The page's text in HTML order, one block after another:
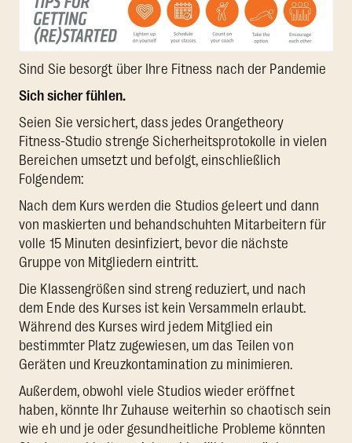
Sind Sie besorgt über Ihre Fitness nach der Pandemie
Sich sicher fühlen.
Seien Sie versichert, dass jedes Orangetheory
Fitness-Studio strenge Sicherheitsprotokolle in vielen
Bereichen umsetzt und befolgt, einschließlich
Folgendem:
Nach dem Kurs werden die Studios geleert und dann
von maskierten und behandschuhten Mitarbeitern für
volle 15 Minuten desinfiziert, bevor die nächste
Gruppe von Mitgliedern eintritt.
Die Klassengrößen sind streng reduziert, und nach
dem Ende des Kurses ist kein Versammeln erlaubt.
Während des Kurses wird jedem Mitglied ein
bestimmter Platz zugewiesen, um das Teilen von
Geräten und Kreuzkontamination zu minimieren.
Außerdem, obwohl viele Studios wieder eröffnet
haben, könnte Ihr Zuhause weiterhin so chaotisch sein
wie eh und je oder gesundheitliche Probleme könnten